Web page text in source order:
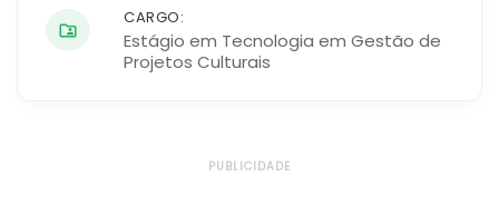
CARGO:
Estágio em Tecnologia em Gestão de
Projetos Culturais
PUBLICIDADE